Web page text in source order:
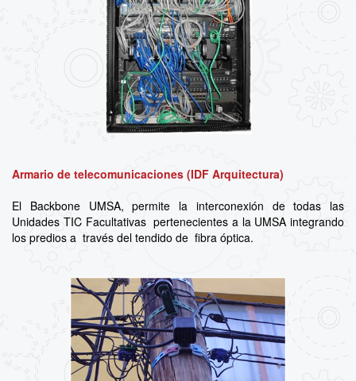
Armario de telecomunicaciones (IDF Arquitectura)
El Backbone UMSA, permite la interconexión de todas las
Unidades TIC Facultativas pertenecientes a la UMSA integrando
los predios a través del tendido de fibra óptica.